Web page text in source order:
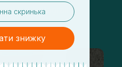
в Instagram
знижку